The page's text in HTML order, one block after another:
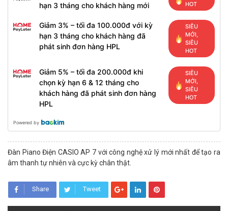
hạn 3 tháng cho khách hàng mới
HOT
Giảm 3% – tối đa 100.000đ với kỳ
hạn 3 tháng cho khách hàng đã
phát sinh đơn hàng HPL
SIÊU
MỚI,
SIÊU
HOT
Giảm 5% – tối đa 200.000đ khi
chọn kỳ hạn 6 & 12 tháng cho
khách hàng đã phát sinh đơn hàng
HPL
SIÊU
MỚI,
SIÊU
HOT
Powered by
Đàn Piano Điện CASIO AP 7 với công nghệ xử lý mới nhất để tạo ra
âm thanh tự nhiên và cực kỳ chân thật.
Share Tweet